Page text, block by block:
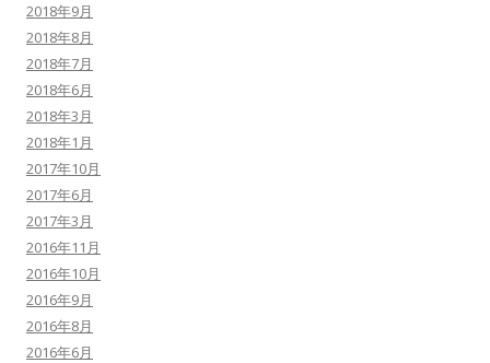
2018年9月
2018年8月
2018年7月
2018年6月
2018年3月
2018年1月
2017年10月
2017年6月
2017年3月
2016年11月
2016年10月
2016年9月
2016年8月
2016年6月